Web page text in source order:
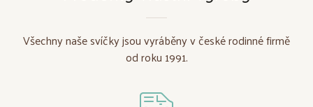
Všechny naše svíčky jsou vyráběny v české rodinné firmě
od roku 1991.